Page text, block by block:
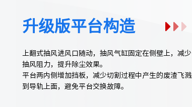
升级版平台构造
上翻式抽风进风口随动，抽风气缸固定在侧壁上，减少
抽风阻力，提升除尘效果。
平台两内侧增加挡板，减少切割过程中产生的废渣飞溅
到导轨上面，避免平台交换故障。